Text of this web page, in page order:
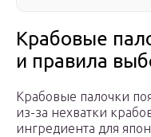
Крабовые
и правила
Крабовые палочки
из-за нехватки
ингредиента для